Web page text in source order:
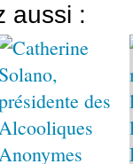
aussi :